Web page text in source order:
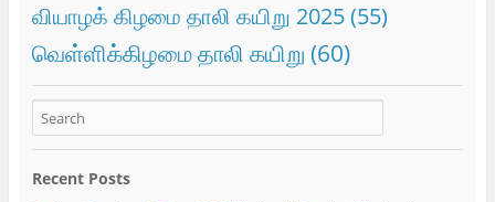
வியாழக் கிழமை தாலி கயிறு 2025(55)
வெள்ளிக்கிழமை தாலி கயிறு (60)
Recent Posts